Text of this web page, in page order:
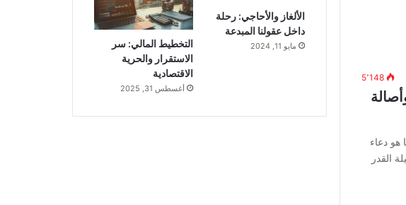
5٬148
هو دعاء
القدر
الألغاز والأحاجي: رحلة
داخل عقولنا المبدعة
مايو 11, 2024
التخطيط المالي: سر
الاستقرار والحرية
الاقتصادية
أغسطس 31, 2025